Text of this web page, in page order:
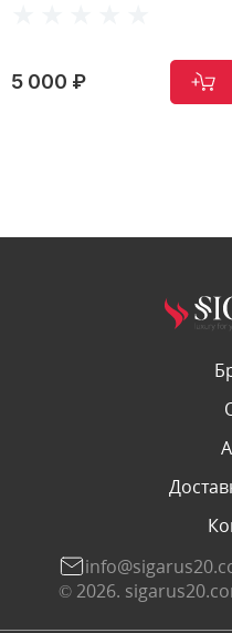
5 000 ₽
© 2026.